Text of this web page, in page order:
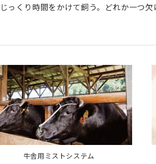
っくり時間をかけて飼う。どれか一つ欠
牛舎用ミストシステム